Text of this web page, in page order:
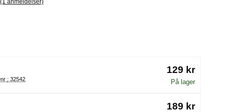
til alle anmeldelser
(1 anmeldelser)
af en ny radioknap vil genindlæse siden)
Varenr : 32542
129 kr
På lager
189 kr